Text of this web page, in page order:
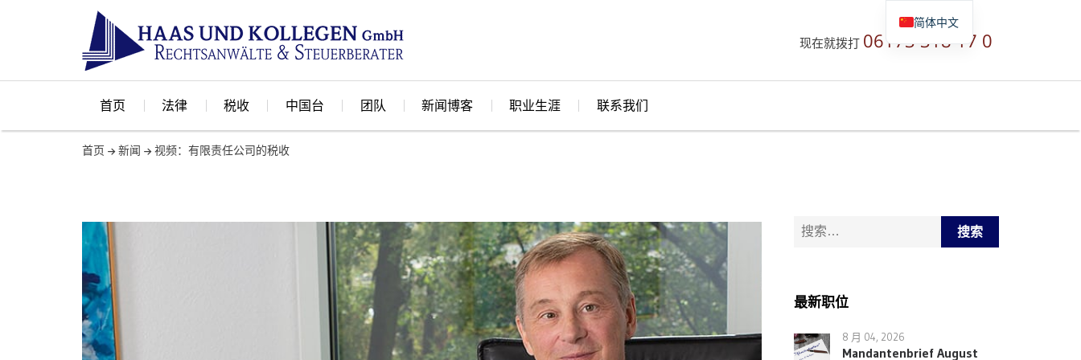
现在就拨打 06173 318 17 0
首页 法律 税收 中国台 团队 新闻博客 职业生涯 联系我们
首页 新闻 视频：有限责任公司的税收
搜索：
最新职位
8 月 04, 2026
Mandantenbrief August
简体中文
Deutsch